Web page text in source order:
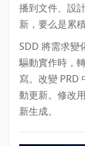
播到文件、設
新，要么是累
SDD 將需求變
驅動實作時，
寫。改變 PRD
動更新。修改
新生成。